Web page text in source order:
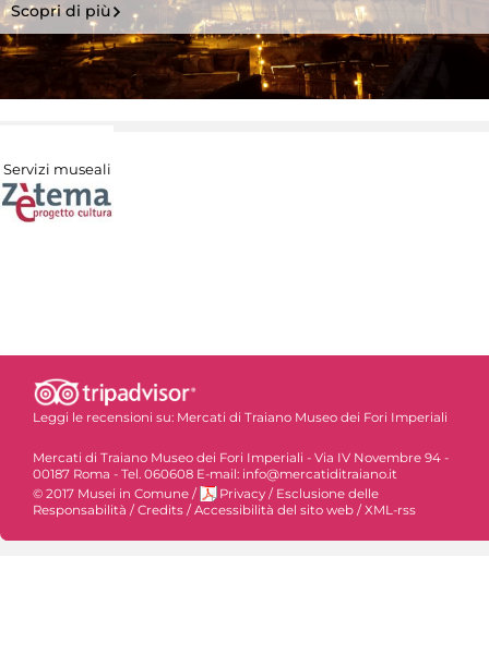
Scopri di più
Servizi museali
Leggi le recensioni su: Mercati di Traiano Museo dei Fori Imperiali
Mercati di Traiano Museo dei Fori Imperiali - Via IV Novembre 94 -
00187 Roma - Tel. 060608 E-mail: info@mercatiditraiano.it
© 2017 Musei in Comune / Privacy / Esclusione delle
Responsabilità /Credits /Accessibilità del sito web /XML-rss